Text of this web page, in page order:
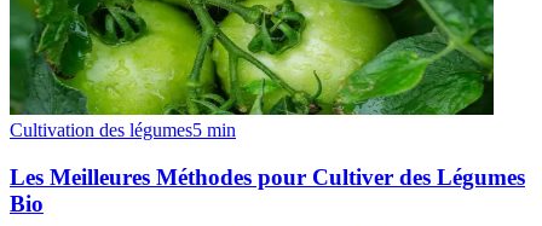
Cultivation des légumes5 min
Les Meilleures Méthodes pour Cultiver des Légumes
Bio